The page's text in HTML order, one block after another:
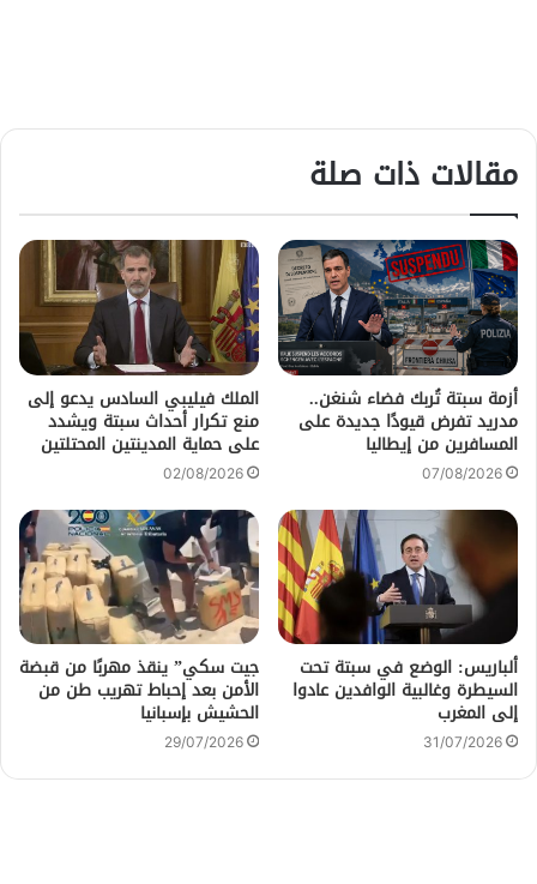
مقالات ذات صلة
أزمة سبتة تُربك فضاء شنغن..
مدريد تفرض قيودًا جديدة على
المسافرين من إيطاليا
07/08/2026
الملك فيليبي السادس يدعو إلى
منع تكرار أحداث سبتة ويشدد
على حماية المدينتين المحتلتين
02/08/2026
ألباريس: الوضع في سبتة تحت
السيطرة وغالبية الوافدين عادوا
إلى المغرب
31/07/2026
جيت سكي” ينقذ مهربًا من قبضة
الأمن بعد إحباط تهريب طن من
الحشيش بإسبانيا
29/07/2026